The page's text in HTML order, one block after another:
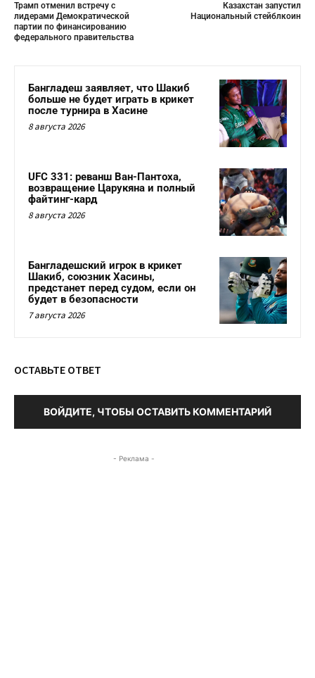
Трамп отменил встречу с
лидерами Демократической
партии по финансированию
федерального правительства
Казахстан запустил
Национальный стейблкоин
Бангладеш заявляет, что Шакиб
больше не будет играть в крикет
после турнира в Хасине
8 августа 2026
UFC 331: реванш Ван-Пантоха,
возвращение Царукяна и полный
файтинг-кард
8 августа 2026
Бангладешский игрок в крикет
Шакиб, союзник Хасины,
предстанет перед судом, если он
будет в безопасности
7 августа 2026
ОСТАВЬТЕ ОТВЕТ
ВОЙДИТЕ, ЧТОБЫ ОСТАВИТЬ КОММЕНТАРИЙ
- Реклама -